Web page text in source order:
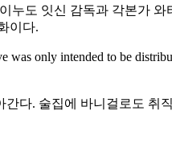
누도 잇신 감독과 각본가
이다.
only intended to be
다. 술집에 바니걸로도 취